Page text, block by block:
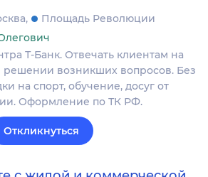
Площадь Революции
Т-Банк. Отвечать клиентам на
решении возникших вопросов. Без
на спорт, обучение, досуг от
Оформление по ТК РФ.
Откликнуться